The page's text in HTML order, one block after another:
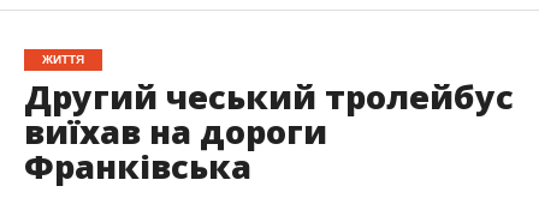
ЖИТТЯ
Другий чеський тролейбус
виїхав на дороги
Франківська